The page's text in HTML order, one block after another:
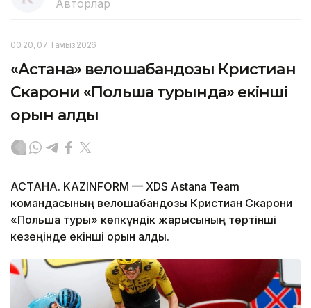
Авторлар
00:20, 07 Тамыз 2026
«Астана» велошабандозы Кристиан
Скарони «Польша турында» екінші
орын алды
АСТАНА. KAZINFORM — XDS Astana Team
командасының велошабандозы Кристиан Скарони
«Польша туры» көпкүндік жарысының төртінші
кезеңінде екінші орын алды.